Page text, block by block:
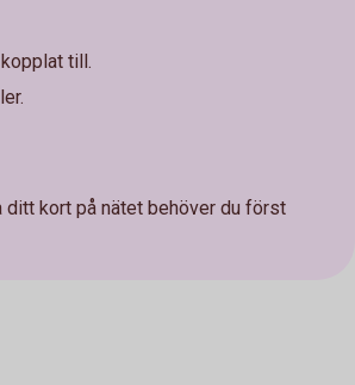
till.
ditt kort på nätet behöver du först